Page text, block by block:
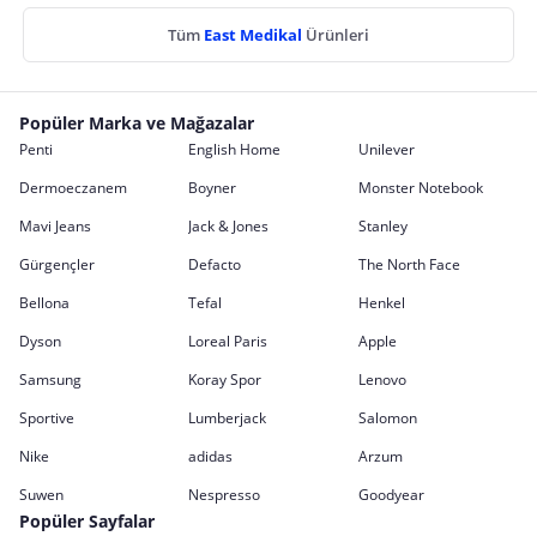
Tüm East Medikal Ürünleri
Popüler Marka ve Mağazalar
Penti English Home
Unilever
Dermoeczanem
Boyner
Monster Notebook
Mavi Jeans
Jack & Jones
Stanley
Gürgençler
Defacto
The North Face
Bellona
Tefal
Henkel
Dyson
Loreal Paris
Apple
Samsung
Koray Spor
Lenovo
Sportive
Lumberjack
Salomon
Nike
adidas
Arzum
Suwen
Nespresso Goodyear
Popüler Sayfalar